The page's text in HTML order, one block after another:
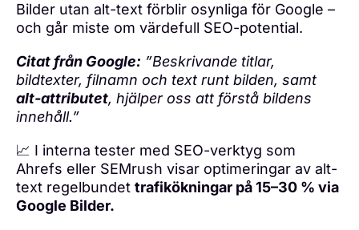
Bilder utan alt-text förblir osynliga för Google –
och går miste om värdefull SEO-potential.
Citat från Google: ”Beskrivande titlar,
bildtexter, filnamn och text runt bilden, samt
alt-attributet, hjälper oss att förstå bildens
innehåll.”
📈 I interna tester med SEO-verktyg som
Ahrefs eller SEMrush visar optimeringar av alt-
text regelbundet trafikökningar på 15–30 % via
Google Bilder.